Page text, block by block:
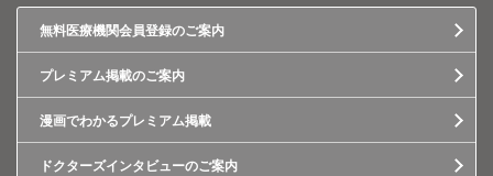
無料医療機関会員登録のご案内
プレミアム掲載のご案内
漫画でわかるプレミアム掲載
ドクターズインタビューのご案内